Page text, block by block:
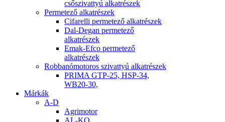
csőszivattyú alkatrészek
Permetező alkatrészek
Cifarelli permetező alkatrészek
Dal-Degan permetező
alkatrészek
Emak-Efco permetező
alkatrészek
Robbanómotoros szivattyú alkatrészek
PRIMA GTP-25, HSP-34,
WB20-30,
Márkák
A-D
Agrimotor
AL-KO